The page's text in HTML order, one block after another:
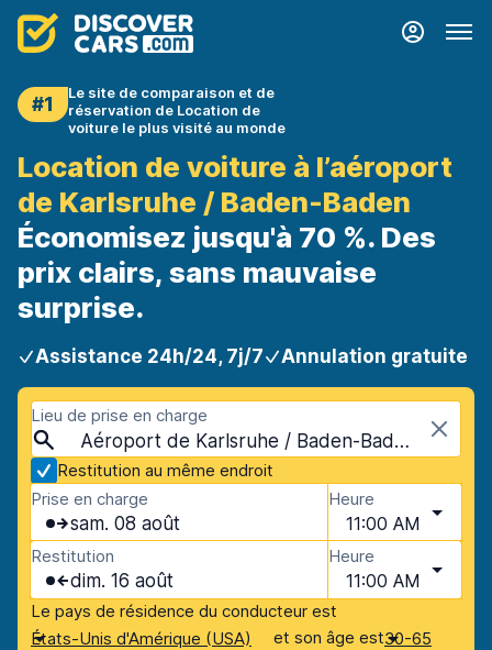
#1
Le site de comparaison et de
réservation de Location de
voiture le plus visité au monde
Location de voiture à l’aéroport
de Karlsruhe / Baden-Baden
Économisez jusqu'à 70 %. Des
prix clairs, sans mauvaise
surprise.
Assistance 24h/24, 7j/7 Annulation gratuite
Lieu de prise en charge
Aéroport de Karlsruhe / Baden-Baden (FKB), Baden-Baden, Allemagne
Restitution au même endroit
Prise en charge
sam. 08 août
Heure
11:00 AM
Restitution
dim. 16 août
Heure
11:00 AM
Le pays de résidence du conducteur est
États-Unis d'Amérique (USA)
et son âge est30-65